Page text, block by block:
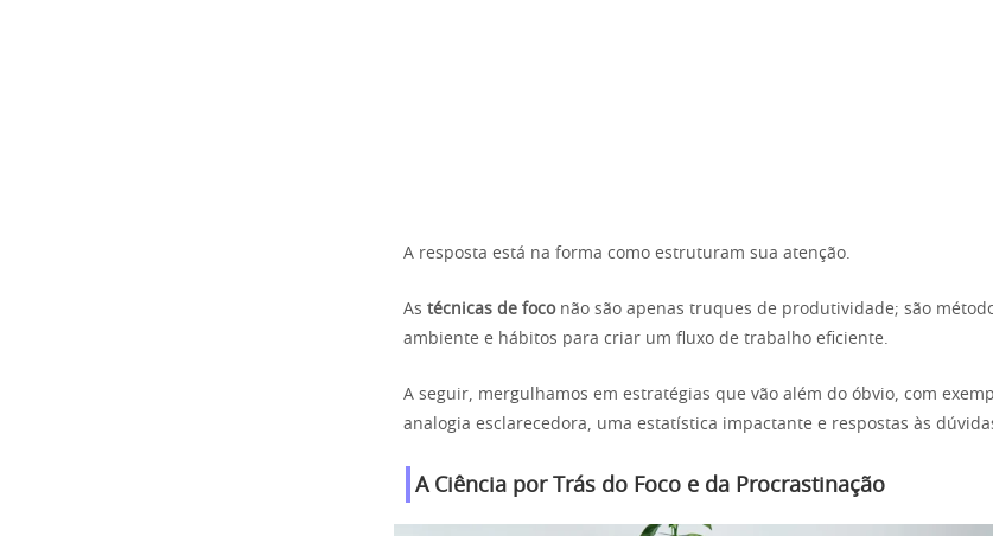
A resposta está na forma como estruturam sua atenção.
As técnicas de foconão são apenas truques de produtividade; são
ambiente e hábitos para criar um fluxo de trabalho eficiente.
A seguir, mergulhamos em estratégias que vão além do óbvio, com
analogia esclarecedora, uma estatística impactante e respostas às
A Ciência por Trás do Foco e da Procrastinação